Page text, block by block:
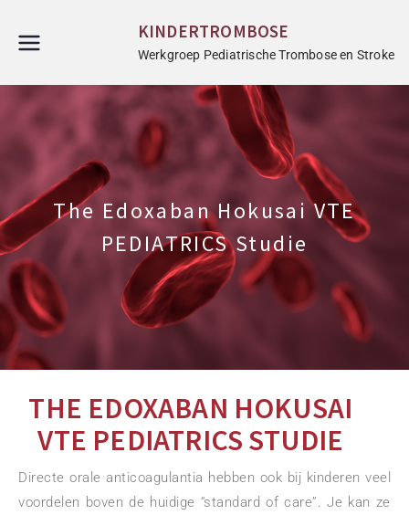
KINDERTROMBOSE
Werkgroep Pediatrische Trombose en Stroke
The Edoxaban Hokusai VTE
PEDIATRICS Studie
THE EDOXABAN HOKUSAI
VTE PEDIATRICS STUDIE
Directe orale anticoagulantia hebben ook bij kinderen veel
voordelen boven de huidige “standard of care”. Je kan ze